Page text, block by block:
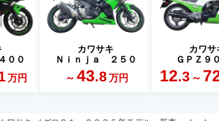
００
万円
カワサキ
Ｎｉｎｊａ ２５０
～ 43.8 万円
カワサ
ＧＰＺ９
12.3 ～